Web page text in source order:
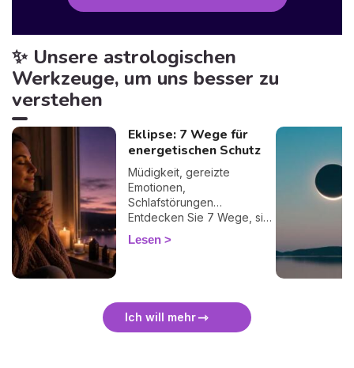
✨ Unsere astrologischen
Werkzeuge, um uns besser zu
verstehen
Eklipse: 7 Wege für
energetischen Schutz
Müdigkeit, gereizte
Emotionen,
Schlafstörungen…
Entdecken Sie 7 Wege, sich
bei einer Finsternis
energetisch zu schützen
Lesen
Ich will mehr